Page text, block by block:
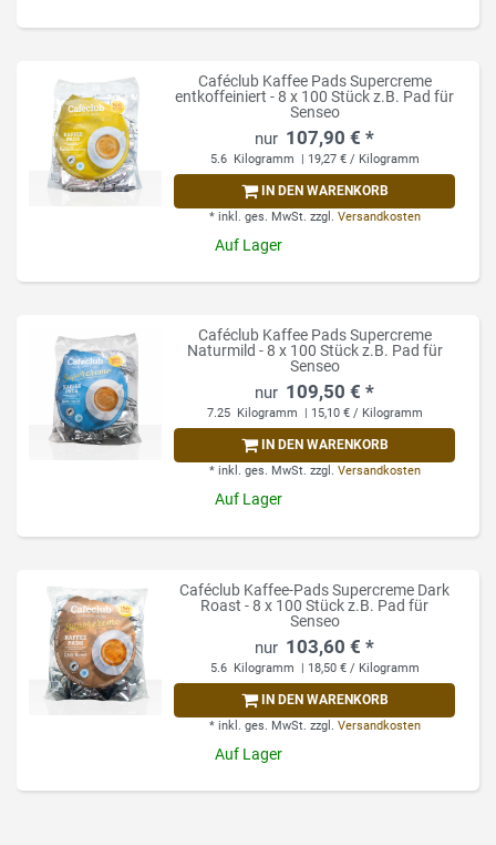
Caféclub Kaffee Pads Supercreme
entkoffeiniert - 8 x 100 Stück z.B. Pad für
Senseo
107,90 € *
5.6 Kilogramm | 19,27 € / Kilogramm
IN DEN WARENKORB
* inkl. ges. MwSt. zzgl. Versandkosten
Auf Lager
Caféclub Kaffee Pads Supercreme
Naturmild - 8 x 100 Stück z.B. Pad für
Senseo
109,50 € *
7.25 Kilogramm | 15,10 € / Kilogramm
IN DEN WARENKORB
* inkl. ges. MwSt. zzgl. Versandkosten
Auf Lager
Caféclub Kaffee-Pads Supercreme Dark
Roast - 8 x 100 Stück z.B. Pad für
Senseo
103,60 € *
5.6 Kilogramm | 18,50 € / Kilogramm
IN DEN WARENKORB
* inkl. ges. MwSt. zzgl. Versandkosten
Auf Lager